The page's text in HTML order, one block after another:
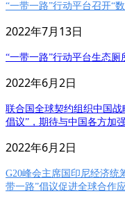
“一带一路”行动平台召开“
2022年7月13日
“一带一路”行动平台生态
2022年6月2日
联合国全球契约组织中国战
倡议”，期待与中国各方加
2022年6月2日
G20峰会主席国印尼经济统
带一路”倡议促进全球合作